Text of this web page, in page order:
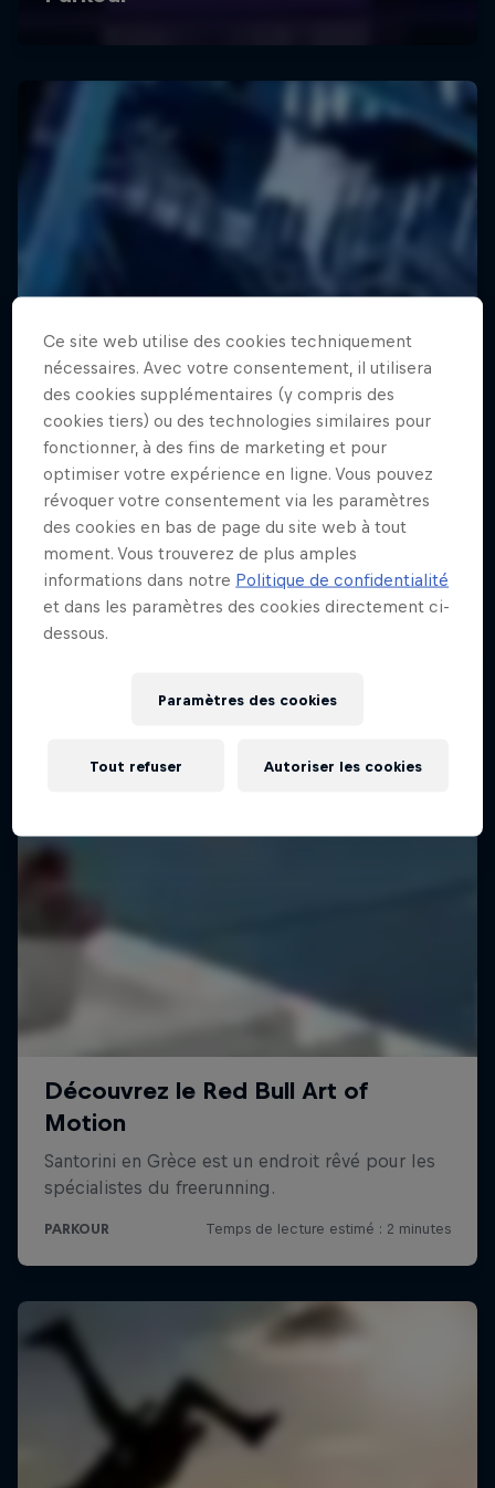
Ce site web utilise des cookies techniquement
nécessaires. Avec votre consentement, il utilisera
des cookies supplémentaires (y compris des
cookies tiers) ou des technologies similaires pour
fonctionner, à des fins de marketing et pour
optimiser votre expérience en ligne. Vous pouvez
révoquer votre consentement via les paramètres
des cookies en bas de page du site web à tout
moment. Vous trouverez de plus amples
informations dans notre Politique de confidentialité
et dans les paramètres des cookies directement ci-
dessous.
Paramètres des cookies
Tout refuser Autoriser les cookies